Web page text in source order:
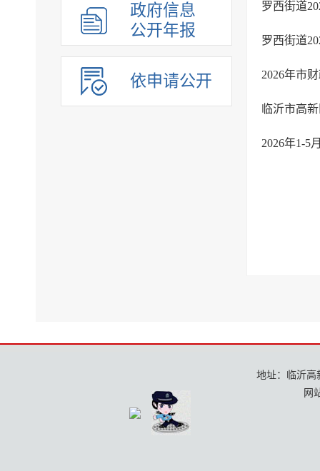
政府信息
公开年报
依申请公开
罗西街道
罗西街道
2026年市
临沂市高
2026年1-5
地址：临沂高
网